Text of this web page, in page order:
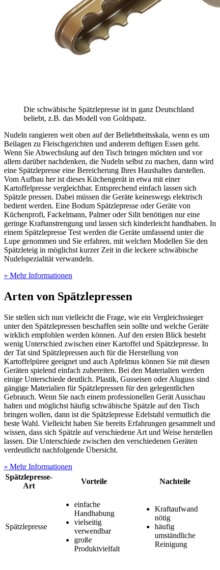
Die schwäbische Spätzlepresse ist in ganz Deutschland
beliebt, z.B. das Modell von Goldspatz.
Nudeln rangieren weit oben auf der Beliebtheitsskala, wenn es um
Beilagen zu Fleischgerichten und anderem deftigen Essen geht.
Wenn Sie Abwechslung auf den Tisch bringen möchten und vor
allem darüber nachdenken, die Nudeln selbst zu machen, dann wird
eine Spätzlepresse eine Bereicherung Ihres Haushaltes darstellen.
Vom Aufbau her ist dieses Küchengerät in etwa mit einer
Kartoffelpresse vergleichbar. Entsprechend einfach lassen sich
Spätzle pressen. Dabei müssen die Geräte keineswegs elektrisch
bedient werden. Eine Bodum Spätzlepresse oder Geräte von
Küchenprofi, Fackelmann, Palmer oder Silit benötigen nur eine
geringe Kraftanstrengung und lassen sich kinderleicht handhaben. In
einem Spätzlepresse Test werden die Geräte umfassend unter die
Lupe genommen und Sie erfahren, mit welchen Modellen Sie den
Spätzleteig in möglichst kurzer Zeit in die leckere schwäbische
Nudelspezialität verwandeln.
» Mehr Informationen
Arten von Spätzlepressen
Sie stellen sich nun vielleicht die Frage, wie ein Vergleichssieger
unter den Spätzlepressen beschaffen sein sollte und welche Geräte
wirklich empfohlen werden können. Auf den ersten Blick besteht
wenig Unterschied zwischen einer Kartoffel und Spätzlepresse. In
der Tat sind Spätzlepressen auch für die Herstellung von
Kartoffelpüree geeignet und auch Apfelmus können Sie mit diesen
Geräten spielend einfach zubereiten. Bei den Materialien werden
einige Unterschiede deutlich. Plastik, Gusseisen oder Aluguss sind
gängige Materialien für Spätzlepressen für den gelegentlichen
Gebrauch. Wenn Sie nach einem professionellen Gerät Ausschau
halten und möglichst häufig schwäbische Spätzle auf den Tisch
bringen wollen, dann ist die Spätzlepresse Edelstahl vermutlich die
beste Wahl. Vielleicht haben Sie bereits Erfahrungen gesammelt und
wissen, dass sich Spätzle auf verschiedene Art und Weise herstellen
lassen. Die Unterschiede zwischen den verschiedenen Geräten
verdeutlicht nachfolgende Übersicht.
» Mehr Informationen
Spätzlepresse-
Art
Vorteile Nachteile
Spätzlepresse
einfache
Handhabung
vielseitig
verwendbar
große
Produktvielfalt
Kraftaufwand
nötig
häufig
umständliche
Reinigung